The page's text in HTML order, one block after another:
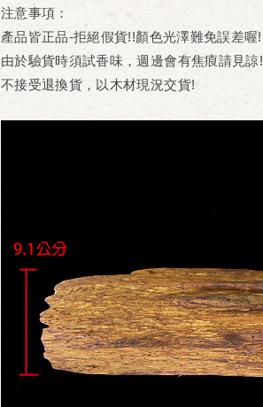
注意事項：
產品皆正品-拒絕假貨!!顏色光澤難免誤差喔!
由於驗貨時須試香味，週邊會有焦㾗請見諒!
不接受退換貨，以木材現況交貨!